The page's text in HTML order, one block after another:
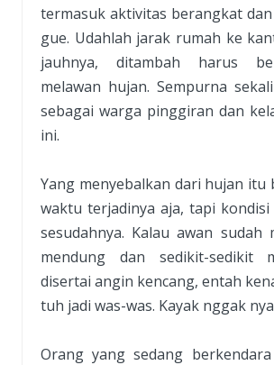
termasuk aktivitas berangkat
gue. Udahlah jarak rumah ke
jauhnya, ditambah harus
melawan hujan. Sempurna
sebagai warga pinggiran dan
ini.
Yang menyebalkan dari hujan itu
waktu terjadinya aja, tapi kondisi
sesudahnya. Kalau awan sudah
mendung dan sedikit-sedikit
disertai angin kencang, entah
tuh jadi was-was. Kayak nggak
Orang yang sedang